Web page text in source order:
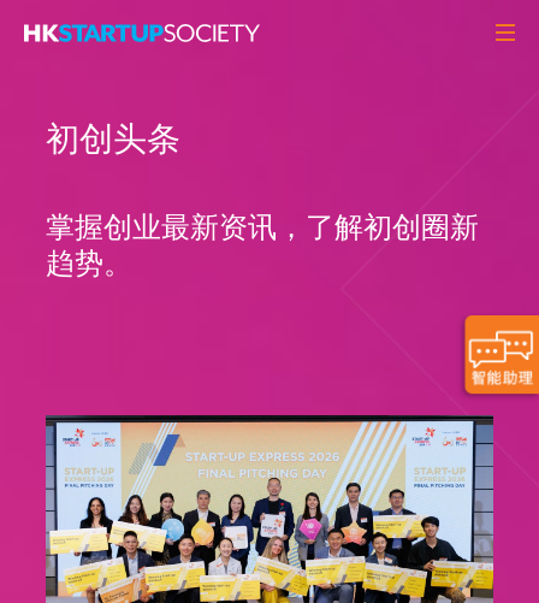
初创头条
Q&A
初创活动
联络我们
初创头条
掌握创业最新资讯，了解初创圈新
趋势。